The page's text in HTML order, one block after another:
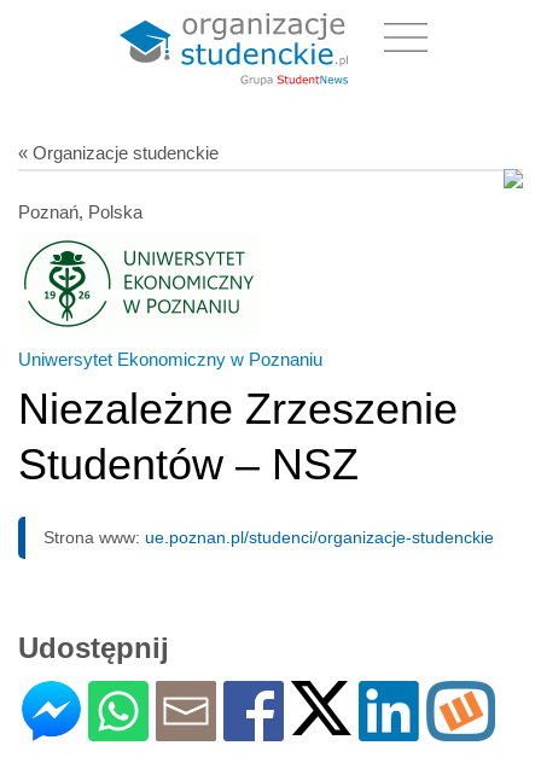
« Organizacje studenckie
Poznań, Polska
Uniwersytet Ekonomiczny w Poznaniu
Niezależne Zrzeszenie
Studentów – NSZ
Strona www: ue.poznan.pl/studenci/organizacje-studenckie
Udostępnij